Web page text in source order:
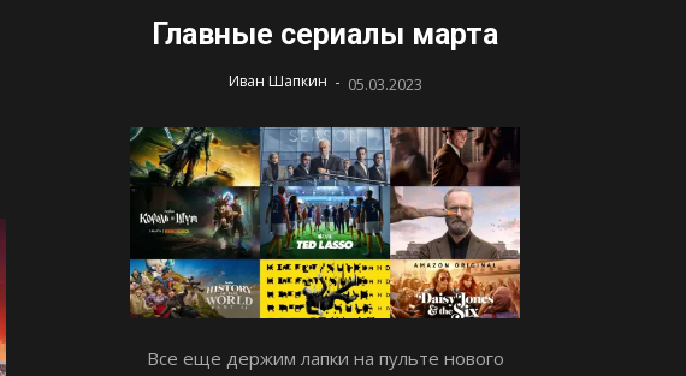
Главные сериалы марта
Иван Шапкин - 05.03.2023
Все еще держим лапки на пульте нового